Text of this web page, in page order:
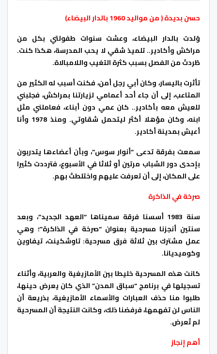
حسن بديدة( من مواليد 1960 بالدار البيضاء)
وُلدت بالدار البيضاء، وعشت سنوات طفولتي بكل من
مراكش وأكادير.. تلميذ شقي لا يحب المدرسة، هكذا كنت.
طُردتُ من الفصل بسبب كثرة التغيب واللامبالاة.
تأثرت باليسار، وكان أبي رجل أمن، فكنت أسبب له الكثير من
المتاعب، إلى أن جاء أحد أعمامي لزيارتنا بمراكش، فجلبني
للعيش معه بأكادير.. كان عمي دون أبناء، فعاملني مثل
ابنه، وكان مؤهلا أكثر ليتحمل شقاوتي. ومنذ 1978 وأنا
أعيش بمدينة أكادير.
سمعت بفرقة تدعى “أنوار سوس”، وبأن أعضاءها يتدربون
بإحدى دور الشباب مرتين أو ثلاثا في الأسبوع، فترددت كثيرا
على المكان، إلى أن تعرفت عليهم واختلطتُ بهم.
صرخة في الذاكرة
سنة 1983 أسسنا فرقة سميناها “العهد الجديد”، وبعد
سنتين أنجزنا مسرحية بعنوان “صرخة في الذاكرة”؛ وهي
عمل مشترك بين ثلاثة فرق مسرحية: تاوشكينت، تيفاوين
وكوميديانا.
كانت هذه المسرحية خليطا بين الأمازيغية والعربية، وأثناء
تسجيلها في برنامج “سباق المدن” الذي كان يعرض حينها،
طلبوا منا حذف العبارات والأسماء الأمازيغية، بذريعة أن
الناس لن تفهمها، فرفضنا ذلك، وكانت النتيجة أن المسرحية
لم تُعرض.
أهم إنجاز